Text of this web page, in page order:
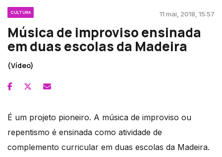
CULTURA 11 mai, 2018, 15:57
Música de improviso ensinada
em duas escolas da Madeira
(Vídeo)
É um projeto pioneiro. A música de improviso ou
repentismo é ensinada como atividade de
complemento curricular em duas escolas da Madeira.